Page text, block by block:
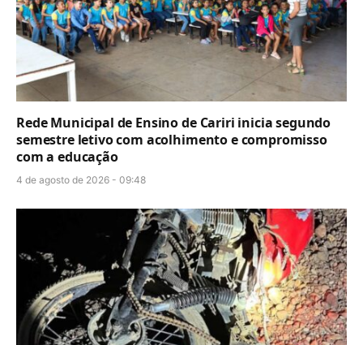
Rede Municipal de Ensino de Cariri inicia segundo
semestre letivo com acolhimento e compromisso
com a educação
4 de agosto de 2026 - 09:48